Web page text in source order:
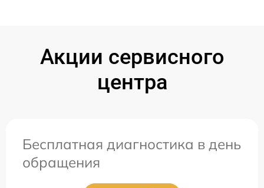
Акции сервисного
центра
Бесплатная диагностика в день
обращения